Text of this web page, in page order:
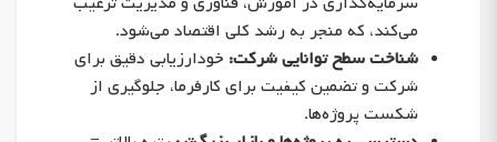
می‌کند، که منجر به رشد کلی اقتصاد می‌شود.
شناخت سطح توانایی شرکت: خودارزیابی دقیق برای
شرکت و تضمین کیفیت برای کارفرما، جلوگیری از
شکست پروژه‌ها.